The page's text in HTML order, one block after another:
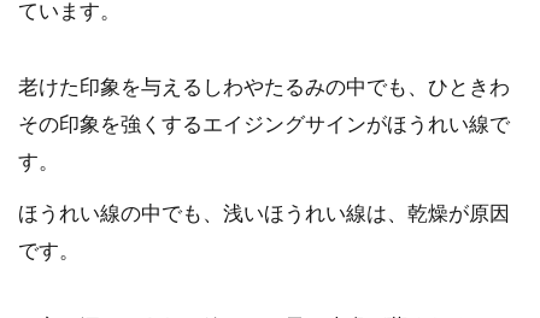
ています。
老けた印象を与えるしわやたるみの中でも、ひときわ
その印象を強くするエイジングサインがほうれい線で
す。
ほうれい線の中でも、浅いほうれい線は、乾燥が原因
です。